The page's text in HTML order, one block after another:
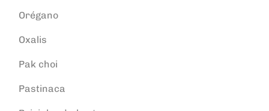
Orégano
Oxalis
Pak choi
Pastinaca